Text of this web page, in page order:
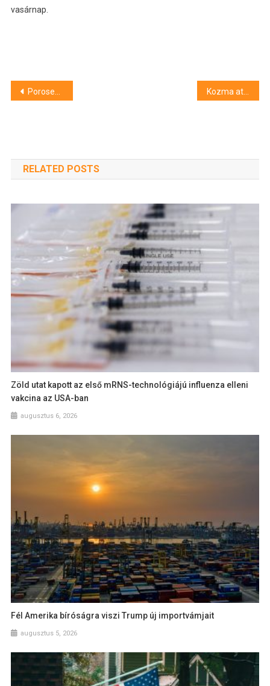
vasárnap.
Bejegyzés
Porosenko: Ukrajna kilép minden FÁK-megállapodásból, amely ellentétes az érdekeivel
RELATED POSTS
Zöld utat kapott az első mRNS-technológiájú influenza elleni
vakcina az USA-ban
augusztus 6, 2026
Fél Amerika bíróságra viszi Trump új importvámjait
augusztus 5, 2026